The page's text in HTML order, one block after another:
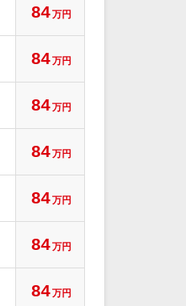
84万円
84万円
84万円
84万円
84万円
84万円
84万円